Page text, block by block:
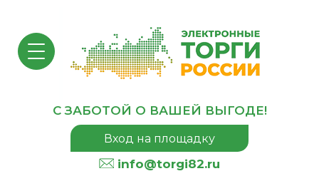
С ЗАБОТОЙ О ВАШЕЙ ВЫГОДЕ!
Вход на площадку
info@torgi82.ru